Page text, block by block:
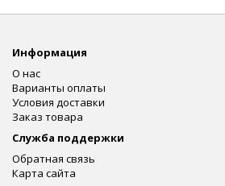
Информация
О нас
Варианты оплаты
Условия доставки
Заказ товара
Служба поддержки
Обратная связь
Карта сайта